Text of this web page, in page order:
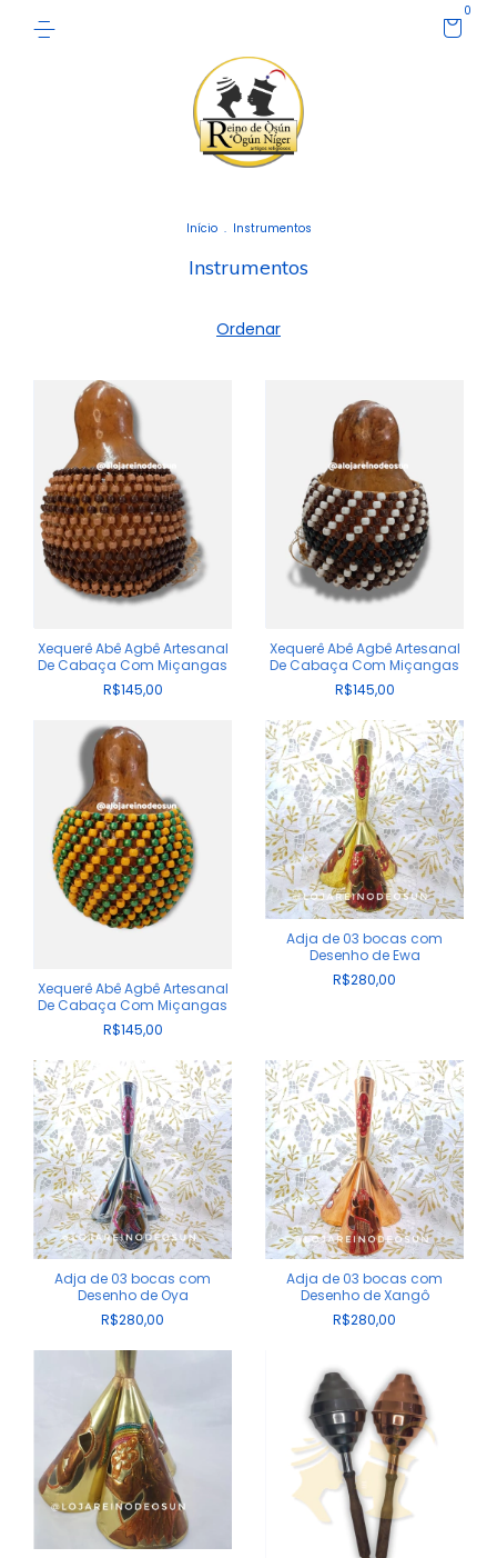
0
Início . Instrumentos
Instrumentos
Ordenar
Xequerê Abê Agbê Artesanal
De Cabaça Com Miçangas
R$145,00
Xequerê Abê Agbê Artesanal
De Cabaça Com Miçangas
R$145,00
Xequerê Abê Agbê Artesanal
De Cabaça Com Miçangas
R$145,00
Adja de 03 bocas com
Desenho de Ewa
R$280,00
Adja de 03 bocas com
Desenho de Oya
R$280,00
Adja de 03 bocas com
Desenho de Xangô
R$280,00